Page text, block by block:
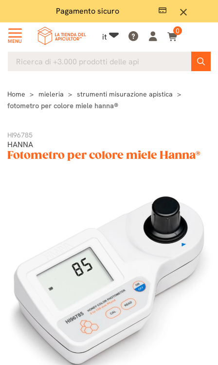
close
Pagamento sicuro
MENU it
0
Home mieleria
strumenti misurazione apistica
fotometro per colore miele hanna®
HI96785
HANNA
Fotometro per colore miele Hanna®